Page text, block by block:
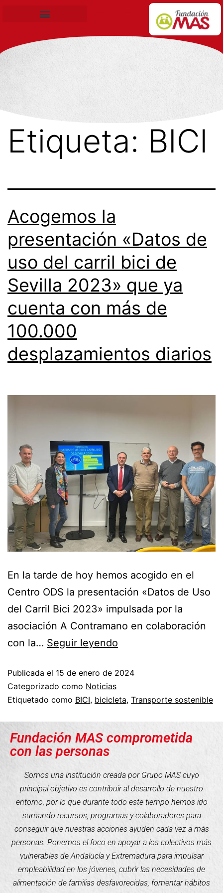
Etiqueta: BICI
Acogemos la
presentación «Datos de
uso del carril bici de
Sevilla 2023» que ya
cuenta con más de
100.000
desplazamientos diarios
En la tarde de hoy hemos acogido en el
Centro ODS la presentación «Datos de Uso
del Carril Bici 2023» impulsada por la
asociación A Contramano en colaboración
con la… Seguir leyendo
Publicada el 15 de enero de 2024
Categorizado como Noticias
Etiquetado como BICI, bicicleta, Transporte sostenible
Fundación MAS comprometida
con las personas
Somos una institución creada por Grupo MAS cuyo
principal objetivo es contribuir al desarrollo de nuestro
entorno, por lo que durante todo este tiempo hemos ido
sumando recursos, programas y colaboradores para
conseguir que nuestras acciones ayuden cada vez a más
personas. Ponemos el foco en apoyar a los colectivos más
vulnerables de Andalucía y Extremadura para impulsar
empleabilidad en los jóvenes, cubrir las necesidades de
alimentación de familias desfavorecidas, fomentar hábitos